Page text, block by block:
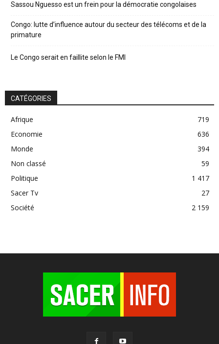
Sassou Nguesso est un frein pour la démocratie congolaises
Congo: lutte d’influence autour du secteur des télécoms et de la
primature
Le Congo serait en faillite selon le FMI
CATÉGORIES
Afrique
719
Economie
636
Monde
394
Non classé
59
Politique
1 417
Sacer Tv
27
Société
2 159